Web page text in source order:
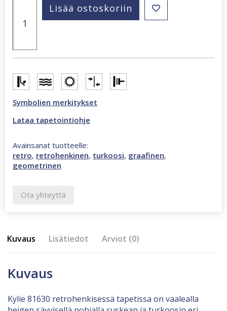
retrohenkinen
geometrinen
ruskea
81630
määrä
Lisää ostoskoriin
Symbolien merkitykset
Lataa tapetointiohje
Avainsanat tuotteelle:
retro, retrohenkinen, turkoosi, graafinen,
geometrinen
Ota yhteyttä
Kuvaus Lisätiedot Arviot (0)
Kuvaus
Kylie 81630 retrohenkisessä tapetissa on vaalealla